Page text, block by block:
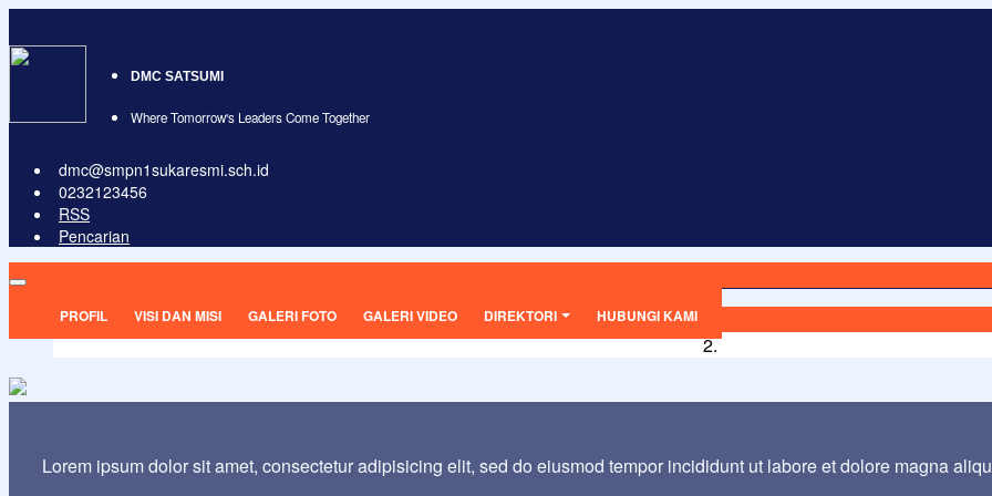
DMC SATSUMI
Where Tomorrow's Leaders Come Together
dmc@smpn1sukaresmi.sch.id
0232123456
RSS
Pencarian
PROFIL VISI DAN MISI GALERI FOTO GALERI VIDEO DIREKTORI HUBUNGI KAMI
Lorem ipsum dolor sit amet, consectetur adipisicing elit, sed do eiusmod tempor incididunt ut labore et dolore magna